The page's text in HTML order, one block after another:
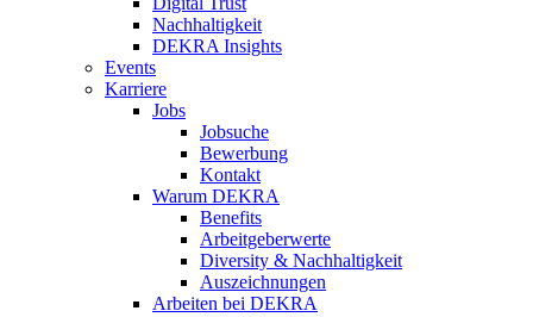
Nachhaltigkeit
DEKRA Insights
Events
Karriere
Jobs
Jobsuche
Bewerbung
Kontakt
Warum DEKRA
Benefits
Arbeitgeberwerte
Diversity & Nachhaltigkeit
Auszeichnungen
Arbeiten bei DEKRA